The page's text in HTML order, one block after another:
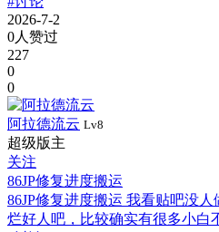
2026-7-2
0人赞过
227
0
0
阿拉德流云 Lv8
超级版主
关注
86JP修复进度搬运
86JP修复进度搬运 我看贴吧没
烂好人吧，比较确实有很多小白